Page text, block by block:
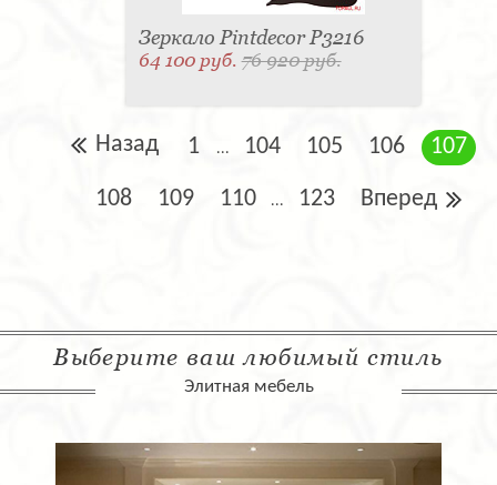
Зеркало Pintdecor P3216
64 100 руб.76 920 руб.
Назад 1 ... 104 105 106 107
108 109 110 ... 123 Вперед
Выберите ваш любимый стиль
Элитная мебель